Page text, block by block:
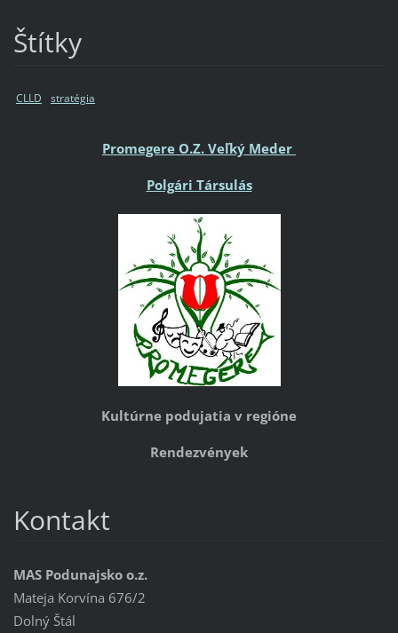
Štítky
CLLD stratégia
Promegere O.Z. Veľký Meder
Polgári Társulás
Kultúrne podujatia v regióne
Rendezvények
Kontakt
MAS Podunajsko o.z.
Mateja Korvína 676/2
Dolný Štál